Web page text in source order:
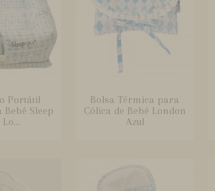
Portátil
Sleep
Bolsa Térmica para
Cólica de Bebê London
Azul